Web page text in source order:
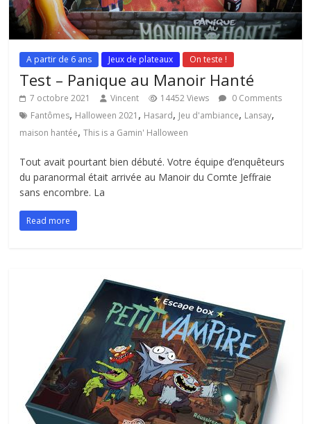
A partir de 6 ans Jeux de plateaux On teste !
Test – Panique au Manoir Hanté
7 octobre 2021 Vincent 14452 Views
0 Comments
Fantômes, Halloween 2021 , Hasard, Jeu d'ambiance, Lansay,
maison hantée,This is a Gamin' Halloween
Tout avait pourtant bien débuté. Votre équipe d’enquêteurs
du paranormal était arrivée au Manoir du Comte Jeffraie
sans encombre. La
Read more